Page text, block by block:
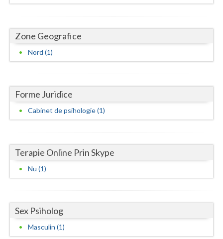
Maramures
Mehedinti
Neamt
Olt
Salaj
Satu-Mare
Suceava
Teleorman
Zone Geografice
Nord (1)
Forme Juridice
Cabinet de psihologie (1)
Terapie Online Prin Skype
Nu (1)
Sex Psiholog
Masculin (1)